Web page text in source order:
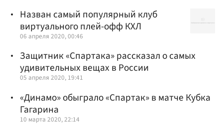
Назван самый популярный клуб
виртуального плей-офф КХЛ
06 апреля 2020, 00:46
Защитник «Спартака» рассказал о самых
удивительных вещах в России
05 апреля 2020, 19:41
«Динамо» обыграло «Спартак» в матче Кубка
Гагарина
10 марта 2020, 22:14